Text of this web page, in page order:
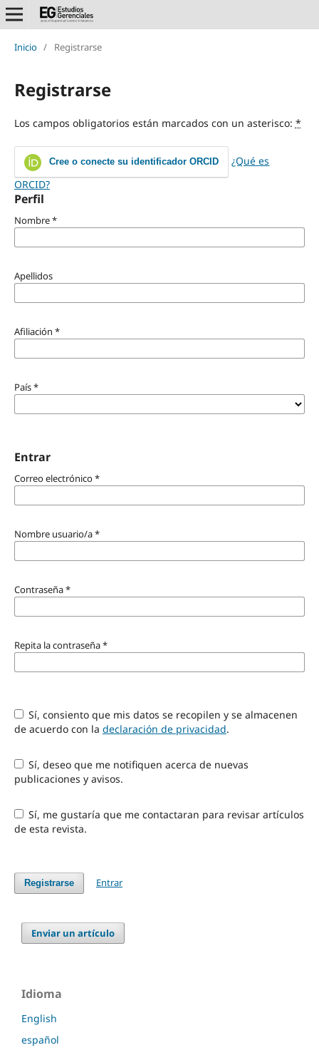
Inicio / Registrarse
Registrarse
Los campos obligatorios están marcados con un asterisco: *
Cree o conecte su identificador ORCID
¿Qué es
ORCID?
Perfil
Nombre*
Apellidos
Afiliación *
País*
Entrar
Correo electrónico*
Nombre usuario/a*
Contraseña*
Repita la contraseña*
Sí, consiento que mis datos se recopilen y se almacenen
de acuerdo con la declaración de privacidad.
Sí, deseo que me notifiquen acerca de nuevas
publicaciones y avisos.
Sí, me gustaría que me contactaran para revisar artículos
de esta revista.
Registrarse Entrar
Enviar un artículo
Idioma
English
español